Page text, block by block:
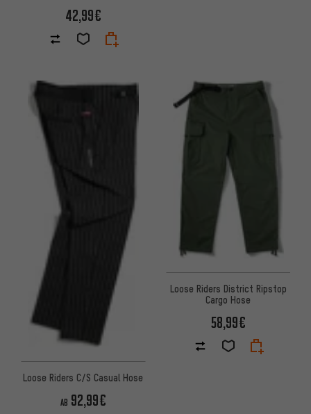
42,99€
Loose Riders C/S Casual Hose
AB 92,99€
Loose Riders District Ripstop
Cargo Hose
58,99€